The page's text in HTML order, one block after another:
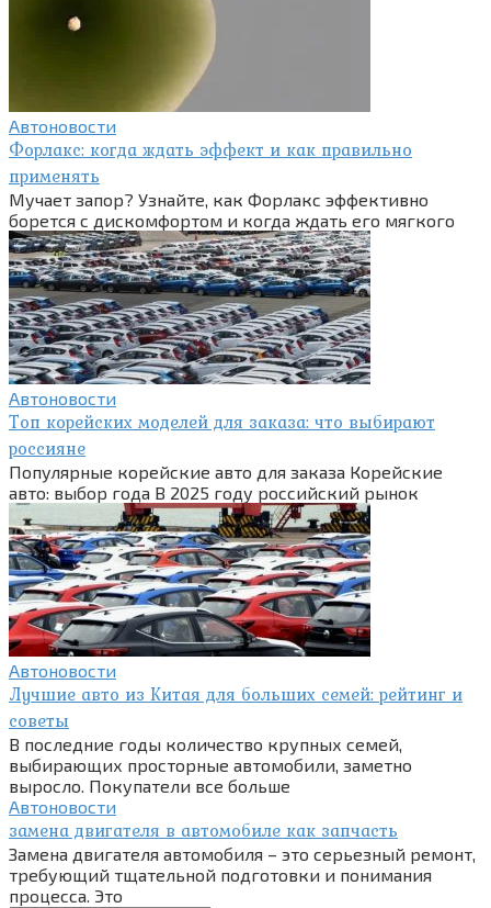
Автоновости
Форлакс: когда ждать эффект и как правильно
применять
Мучает запор? Узнайте, как Форлакс эффективно
борется с дискомфортом и когда ждать его мягкого
Автоновости
Топ корейских моделей для заказа: что выбирают
россияне
Популярные корейские авто для заказа Корейские
авто: выбор года В 2025 году российский рынок
Автоновости
Лучшие авто из Китая для больших семей: рейтинг и
советы
В последние годы количество крупных семей,
выбирающих просторные автомобили, заметно
выросло. Покупатели все больше
Автоновости
замена двигателя в автомобиле как запчасть
Замена двигателя автомобиля – это серьезный ремонт,
требующий тщательной подготовки и понимания
процесса. Это